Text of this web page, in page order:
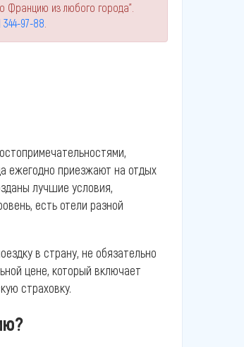
Францию из любого города".
344-97-88
ежегодно приезжают на отдых
лучшие условия,
есть отели разной
в страну, не обязательно
цене, который включает
страховку.